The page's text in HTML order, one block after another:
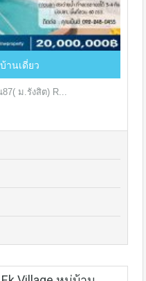
านเดี่ยว
ม.รังสิต) R...